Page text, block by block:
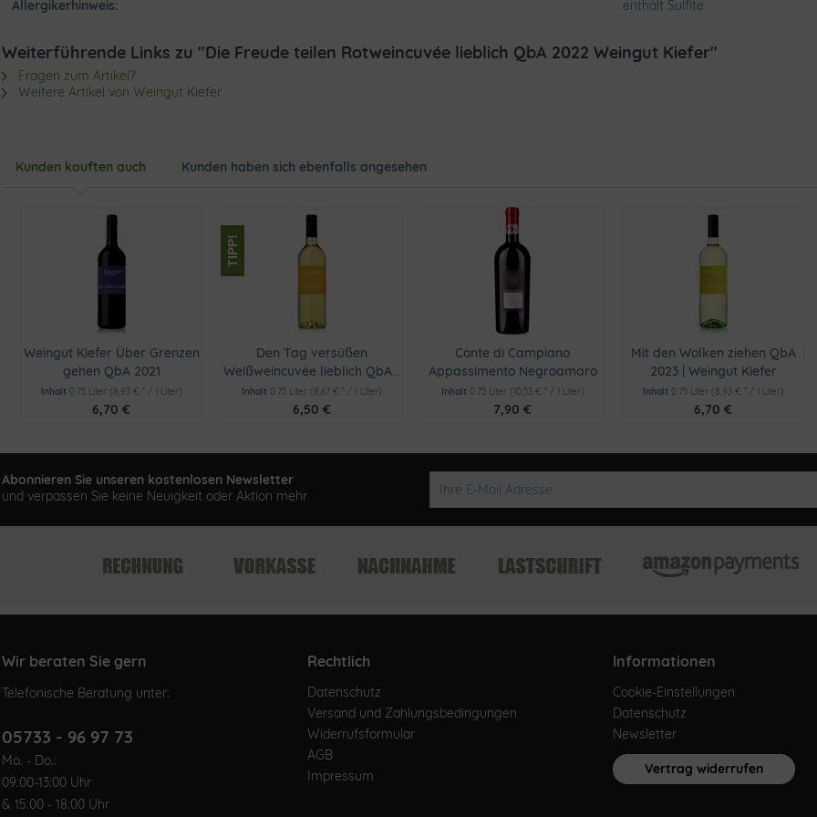
Allergikerhinweis: enthält Sulfite
Weiterführende Links zu "Die Freude teilen Rotweincuvée lieblich QbA 2022 Weingut Kiefer"
Fragen zum Artikel?
Weitere Artikel von Weingut Kiefer
Kunden kauften auch Kunden haben sich ebenfalls angesehen
Weingut Kiefer Über Grenzen
gehen QbA 2021
Inhalt 0.75 Liter (8,93 € * / 1 Liter)
6,70 €
TIPP!
Den Tag versüßen
Weißweincuvée lieblich QbA...
Inhalt 0.75 Liter (8,67 € * / 1 Liter)
6,50 €
Conte di Campiano
Appassimento Negroamaro
2023
Inhalt 0.75 Liter (10,53 € * / 1 Liter)
7,90 €
Mit den Wolken ziehen QbA
2023 | Weingut Kiefer
Inhalt 0.75 Liter (8,93 € * / 1 Liter)
6,70 €
Abonnieren Sie unseren kostenlosen Newsletter
und verpassen Sie keine Neuigkeit oder Aktion mehr
Wir beraten Sie gern
Telefonische Beratung unter:
05733 - 96 97 73
Mo. - Do.:
09:00-13:00 Uhr
& 15:00 - 18:00 Uhr
Rechtlich
Datenschutz
Versand und Zahlungsbedingungen
Widerrufsformular
AGB
Impressum
Informationen
Cookie-Einstellungen
Datenschutz
Newsletter
Vertrag widerrufen